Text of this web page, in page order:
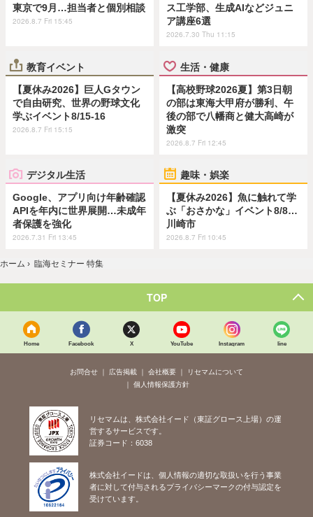
東京で9月…担当者と個別相談
2026.8.7 Fri 15:45
ス工学部、生成AIなどジュニ
ア講座6選
2026.7.30 Thu 11:15
教育イベント
【夏休み2026】巨人Gタウン
で自由研究、世界の野球文化
学ぶイベント8/15-16
2026.8.7 Fri 15:15
生活・健康
【高校野球2026夏】第3日朝
の部は東海大甲府が勝利、午
後の部で八幡商と健大高崎が
激突
2026.8.7 Fri 12:45
デジタル生活
Google、アプリ向け年齢確認
APIを年内に世界展開…未成年
者保護を強化
2026.7.31 Fri 13:45
趣味・娯楽
【夏休み2026】魚に触れて学
ぶ「おさかな」イベント8/8…
川崎市
2026.8.7 Fri 10:45
ホーム › 臨海セミナー 特集
TOP
Home Facebook X YouTube Instagram line
お問合せ 広告掲載 会社概要
リセマムについて
個人情報保護方針
リセマムは、株式会社イード（東証グロース上場）の運
営するサービスです。
証券コード：6038
株式会社イードは、個人情報の適切な取扱いを行う事業
者に対して付与されるプライバシーマークの付与認定を
受けています。